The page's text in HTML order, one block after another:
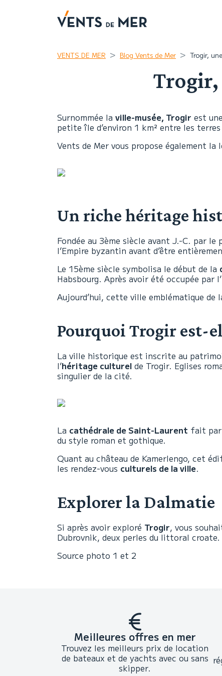
VENTS DE MER Blog Vents de Mer Trogir,
Trogir,
Surnommée la ville-musée, Trogir est
petite île d’environ 1 km² entre les
Vents de Mer vous propose également
Un riche héritage
Fondée au 3ème siècle avant J.-C. par
l’Empire byzantin avant d’être
Le 15ème siècle symbolisa le début de la
Habsbourg. Après avoir été occupée par
Aujourd’hui, cette ville emblématique
Pourquoi Trogir est-
La ville historique est inscrite au
l’héritage culturel de Trogir. Eglises
singulier de la cité.
La cathédrale de Saint-Laurent fait
du style roman et gothique.
Quant au château de Kamerlengo, cet
les rendez-vous culturels de la ville.
Explorer la Dalmatie
Si après avoir exploré Trogir, vous
Dubrovnik, deux perles du littoral croate.
Source photo 1 et 2
Meilleures offres en mer
Trouvez les meilleurs prix de location
de bateaux et de yachts avec ou sans
skipper.